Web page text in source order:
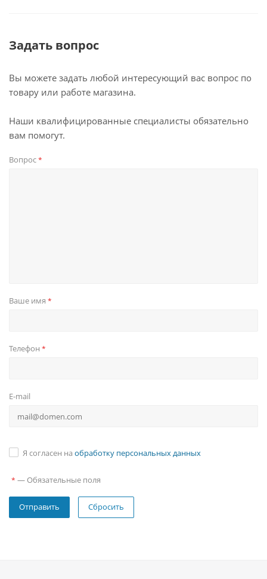
Задать вопрос
Вы можете задать любой интересующий вас вопрос по
товару или работе магазина.
Наши квалифицированные специалисты обязательно
вам помогут.
Вопрос*
Ваше имя *
Телефон *
E-mail
Я согласен на обработку персональных данных
* — Обязательные поля
Сбросить